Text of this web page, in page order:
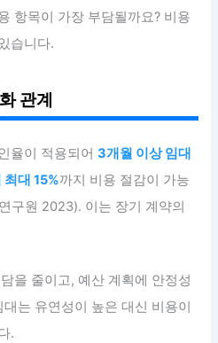
항목이 가장 부담될까요? 비용
습니다.
관계
율이 적용되어3개월 이상 임대
최대 15%까지 비용 절감이 가능
구원 2023). 이는 장기 계약의
을 줄이고, 예산 계획에 안정성
는 유연성이 높은 대신 비용이
.